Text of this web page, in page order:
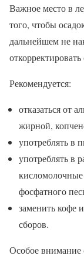
Важное место в
того, чтобы
дальнейшем не
Рекомендуется:
отказаться от
жирной,
употреблять в
употреблять в
фосфатного
заменить кофе
сборов.
Особое внимание